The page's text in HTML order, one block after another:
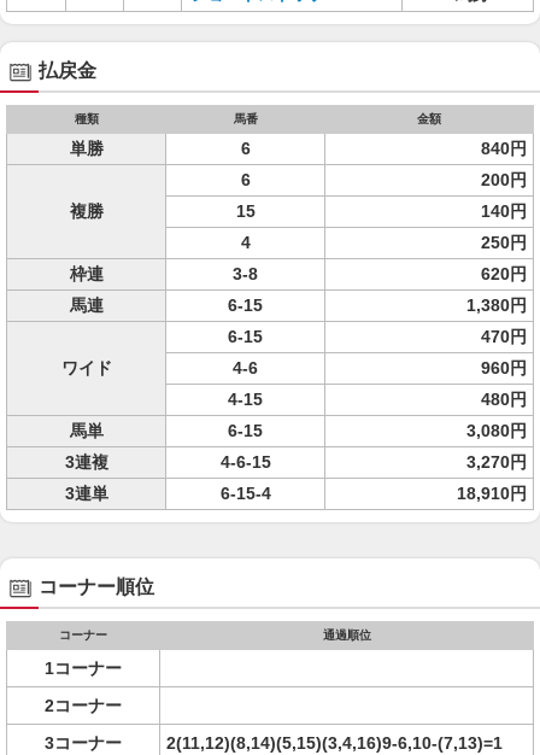
払戻金
種類 馬番 金額
単勝 6 840円
複勝
6
200円
15
140円
4
250円
枠連
3-8
620円
馬連
6-15 1,380円
ワイド
6-15
470円
4-6
960円
4-15
480円
馬単
6-15
3,080円
3連複
4-6-15
3,270円
3連単
6-15-4 18,910円
コーナー順位
コーナー 通過順位
1コーナー
2コーナー
3コーナー
2(11,12)(8,14)(5,15)(3,4,16)9-6,10-(7,13)=1